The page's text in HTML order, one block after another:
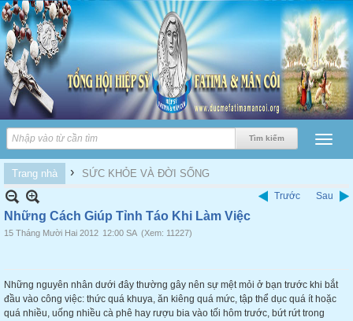
Trang nhà › SỨC KHỎE VÀ ĐỜI SỐNG
Trước Sau
Những Cách Giúp Tỉnh Táo Khi Làm Việc
15 Tháng Mười Hai 2012 12:00 SA (Xem: 11227)
Những nguyên nhân dưới đây thường gây nên sự mệt mỏi ở bạn trước khi bắt
đầu vào công việc: thức quá khuya, ăn kiêng quá mức, tập thể dục quá ít hoặc
quá nhiều, uống nhiều cà phê hay rượu bia vào tối hôm trước, bứt rứt trong